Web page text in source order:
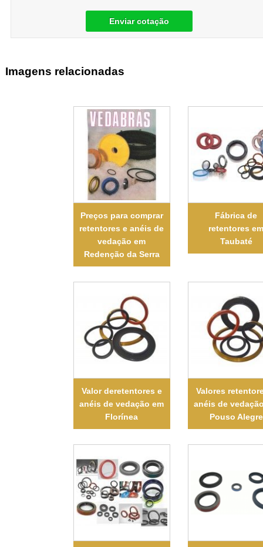
Enviar cotação
Imagens relacionadas
Preços para comprar
retentores e anéis de
vedação em
Redenção da Serra
Fábrica de
retentores
Taubaté
Valor deretentores e
anéis de vedação em
Florínea
Valores
anéis de
Pouso Alegre